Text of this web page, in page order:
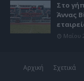
Στο
Άννας
Μαΐου
Αρχική Σχετικά